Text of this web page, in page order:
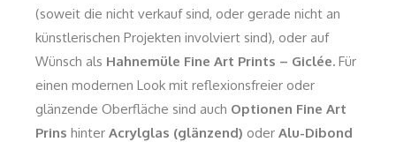
(soweit die nicht verkauf sind, oder gerade nicht an
künstlerischen Projekten involviert sind), oder auf
Wünsch als Hahnemüle Fine Art Prints – Giclée. Für
einen modernen Look mit reflexionsfreier oder
glänzende Oberfläche sind auch Optionen Fine Art
Prins hinter Acrylglas (glänzend) oder Alu-Dibond